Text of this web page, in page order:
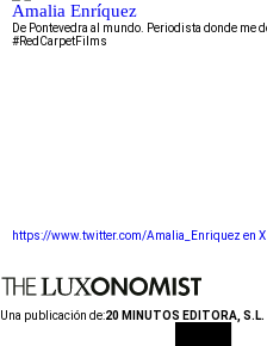
Amalia Enríquez
De Pontevedra al mundo. Periodista donde me
#RedCarpetFilms
https://www.twitter.com/Amalia_Enriquez en X
Una publicación de:20 MINUTOS EDITORA, S.L.